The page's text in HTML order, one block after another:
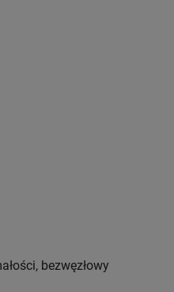
bezwęzłowy